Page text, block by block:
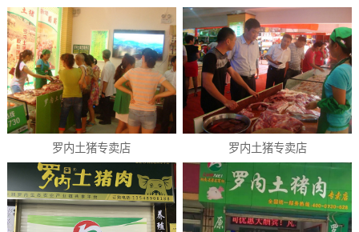
罗内土猪专卖店 罗内土猪专卖店